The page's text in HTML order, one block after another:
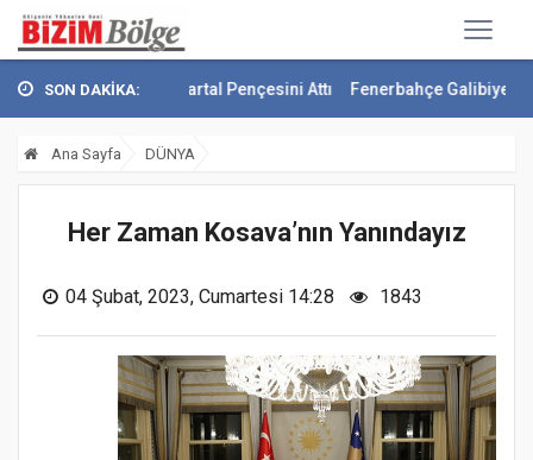
SON DAKİKA:
Kara Kartal Pençesini Attı Fenerbahçe Galibiyetle Avantajı
Ana Sayfa DÜNYA
Her Zaman Kosava’nın Yanındayız
04 Şubat, 2023, Cumartesi 14:28 1843